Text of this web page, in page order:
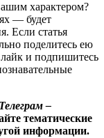
характером?
— будет
Если статья
поделитесь ею
лайк и подпишитесь
Телеграм –
тематические
информации.